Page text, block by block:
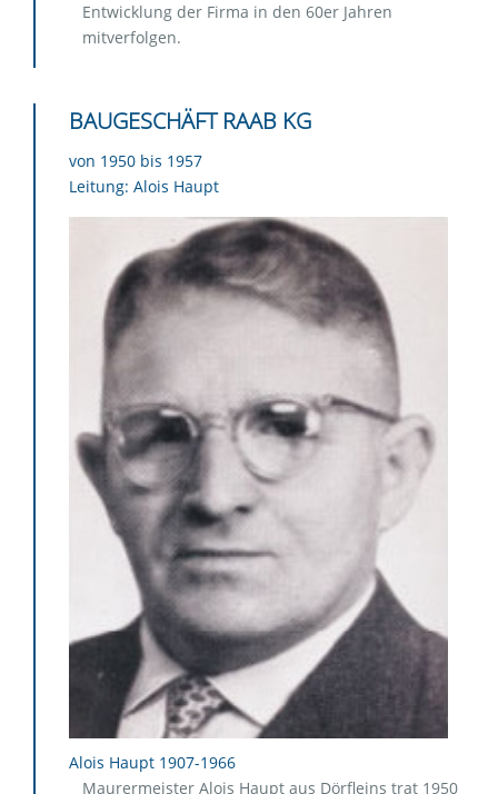
Entwicklung der Firma in den 60er Jahren
mitverfolgen.
BAUGESCHÄFT RAAB KG
von 1950 bis 1957
Leitung: Alois Haupt
Alois Haupt 1907-1966
Maurermeister Alois Haupt aus Dörfleins trat 1950